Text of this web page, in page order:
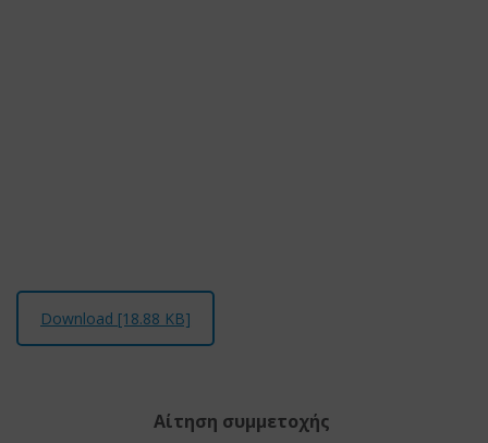
Download [18.88 KB]
Αίτηση συμμετοχής